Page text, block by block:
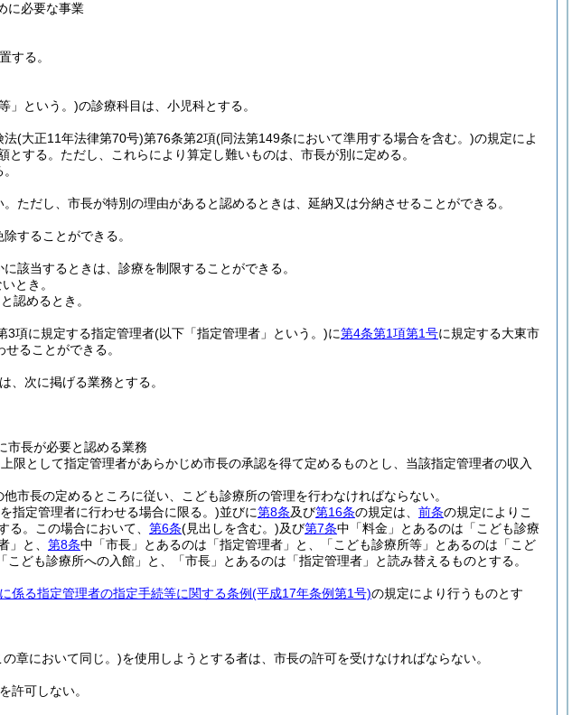
に必要な事業
する。
」という。)の診療科目は、小児科とする。
法(大正11年法律第70号)第76条第2項(同法第149条において準用する場合を含む。)の規定によ
とする。 ただし、これらにより算定し難いものは、市長が別に定める。
ただし、市長が特別の理由があると認めるときは、延納又は分納させることができる。
することができる。
該当するときは、診療を制限することができる。
とき。
認めるとき。
3項に規定する指定管理者(以下「指定管理者」という。)に第4条第1項第1号に規定する大東市
ることができる。
、次に掲げる業務とする。
市長が必要と認める業務
限として指定管理者があらかじめ市長の承認を得て定めるものとし、当該指定管理者の収入
市長の定めるところに従い、こども診療所の管理を行わなければならない。
指定管理者に行わせる場合に限る。)並びに第8条及び第16条の規定は、 前条の規定によりこ
る。
この場合において、 第6条(見出しを含む。)及び第7条中「料金」とあるのは「こども診療
」と、 第8条中「市長」とあるのは「指定管理者」と、「こども診療所等」とあるのは「こど
こども診療所への入館」と、「市長」とあるのは「指定管理者」と読み替えるものとする。
係る指定管理者の指定手続等に関する条例(平成17年条例第1号)の規定により行うものとす
章において同じ。)を使用しようとする者は、市長の許可を受けなければならない。
許可しない。